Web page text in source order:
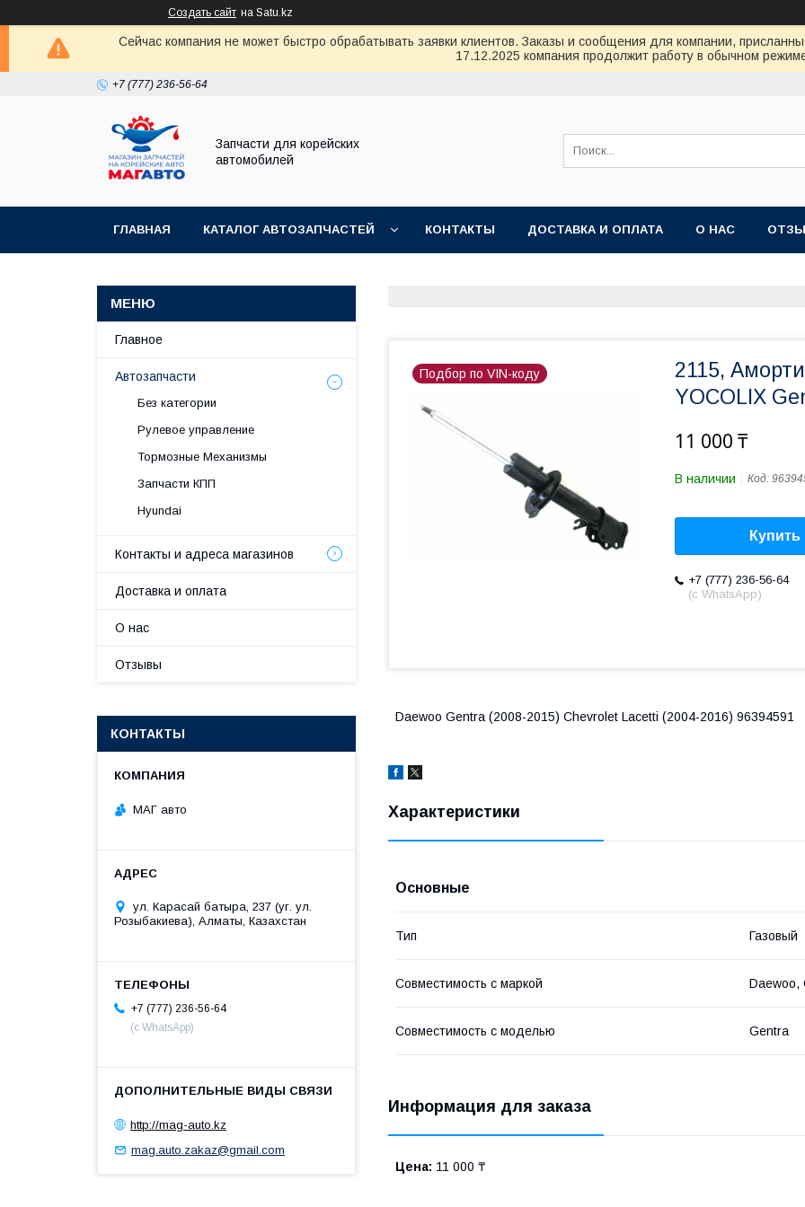
Создать сайт на Satu.kz
Сейчас компания не может быстро обрабатывать заявки клиентов. Заказы и сообщения для компании,
17.12.2025 компания продолжит работу в обычном
+7 (777) 236-56-64
Запчасти для корейских
автомобилей
ГЛАВНАЯ КАТАЛОГ АВТОЗАПЧАСТЕЙ КОНТАКТЫ ДОСТАВКА И ОПЛАТА О НАС
Подбор по VIN-коду
2115,
YOCOLIX
11 000 ₸
В наличии Код:
Купить
+7 (777) 236-56-64
(с WhatsApp)
Daewoo Gentra (2008-2015) Chevrolet Lacetti (2004-2016) 96394591
Характеристики
Основные
Тип Газовый
Совместимость с маркой Daewoo,
Совместимость с моделью Gentra
Информация для заказа
Цена: 11 000 ₸
Главное
Автозапчасти
Без категории
Рулевое управление
Тормозные Механизмы
Запчасти КПП
Hyundai
Контакты и адреса магазинов
Доставка и оплата
О нас
Отзывы
КОНТАКТЫ
МАГ авто
ул. Карасай батыра, 237 (уг. ул.
Розыбакиева), Алматы, Казахстан
+7 (777) 236-56-64
(с WhatsApp)
http://mag-auto.kz
mag.auto.zakaz@gmail.com